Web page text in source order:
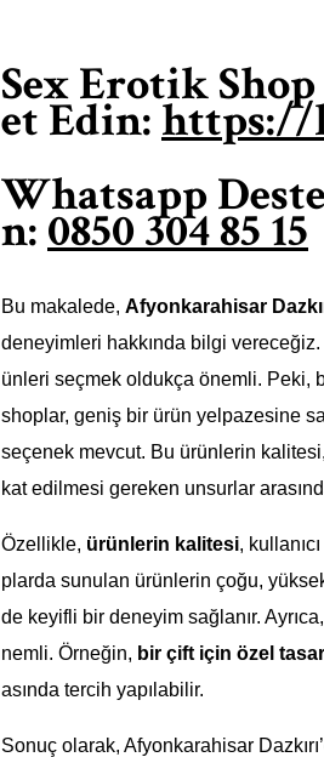
Sex Erotik
et Edin:https://
Whatsapp
n:0850 304 85 15
Bu makalede, Afyonkarahisar
deneyimleri hakkında bilgi vereceğiz.
ünleri seçmek oldukça önemli. Peki,
shoplar, geniş bir ürün yelpazesine
seçenek mevcut. Bu ürünlerin
kat edilmesi gereken unsurlar
Özellikle, ürünlerin kalitesi,
plarda sunulan ürünlerin çoğu,
de keyifli bir deneyim sağlanır.
nemli. Örneğin, bir çift için özel
asında tercih yapılabilir.
Sonuç olarak, Afyonkarahisar